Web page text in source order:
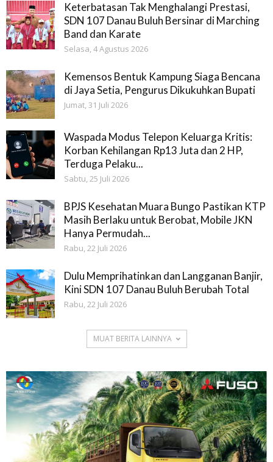
Keterbatasan Tak Menghalangi Prestasi,
SDN 107 Danau Buluh Bersinar di Marching
Band dan Karate
Selasa, 4 Agustus 2026
Kemensos Bentuk Kampung Siaga Bencana
di Jaya Setia, Pengurus Dikukuhkan Bupati
Jumat, 31 Juli 2026
Waspada Modus Telepon Keluarga Kritis:
Korban Kehilangan Rp13 Juta dan 2 HP,
Terduga Pelaku...
Sabtu, 25 Juli 2026
BPJS Kesehatan Muara Bungo Pastikan KTP
Masih Berlaku untuk Berobat, Mobile JKN
Hanya Permudah...
Rabu, 22 Juli 2026
Dulu Memprihatinkan dan Langganan Banjir,
Kini SDN 107 Danau Buluh Berubah Total
Rabu, 22 Juli 2026
MUAT BERITA LAINNYA